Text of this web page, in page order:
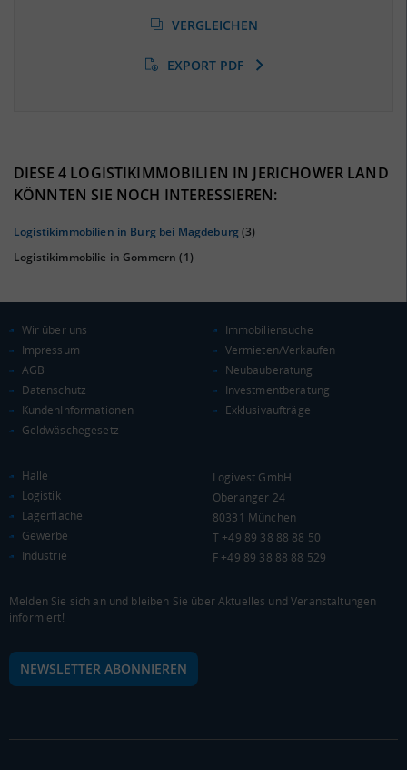
(Landkreis / Kreisfreie Stadt)
(Stand: 01/2020)
KAUFKRAFT
Euro pro Kopf
(Landkreis / Kreisfreie Stadt)
(Landkreis / Kreisfreie Stadt)
KAUFKRAFT - EURO PRO KOPF
0 € 20.000 € 40.000 €
Landkreis / Kreisfreie Stadt
BRUTTOINLANDSPRODUKT
VERGLEICHEN
EXPORT PDF
DIESE 4 LOGISTIKIMMOBILIEN IN JERICHOWER LAND
KÖNNTEN SIE NOCH INTERESSIEREN:
Logistikimmobilien in Burg bei Magdeburg(3)
Logistikimmobilie in Gommern (1)
Wir über uns
Impressum
AGB
Datenschutz
KundenInformationen
Geldwäschegesetz
Immobiliensuche
Vermieten/Verkaufen
Neubauberatung
Investmentberatung
Exklusivaufträge
Halle
Logistik
Lagerfläche
Gewerbe
Industrie
Logivest GmbH
Oberanger 24
80331 München
T +49 89 38 88 88 50
F +49 89 38 88 88 529
Melden Sie sich an und bleiben Sie über Aktuelles und Veranstaltungen
informiert!
NEWSLETTER ABONNIEREN